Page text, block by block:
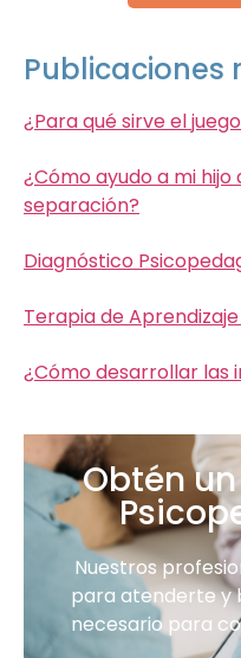
Publicaciones
¿Para qué sirve el
¿Cómo ayudo a mi
separación?
Diagnóstico
Terapia de Aprendizaje
¿Cómo desarrollar las
Obtén
Nuestros
para atenderte y
necesario para